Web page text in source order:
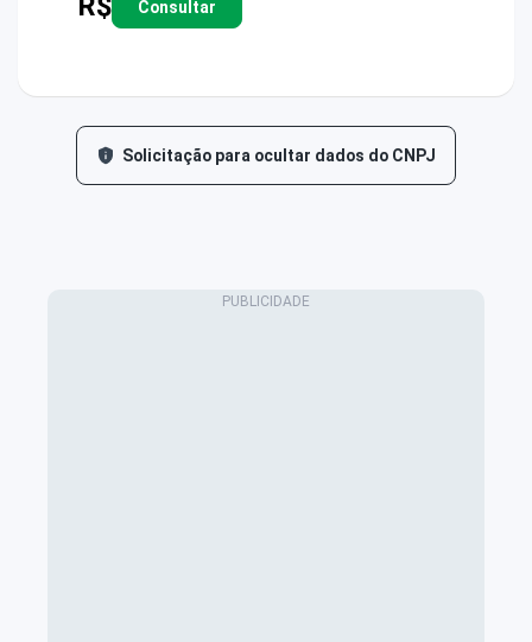
Consultar
Solicitação para ocultar dados do CNPJ